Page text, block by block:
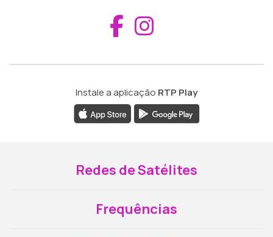
Aceder ao
Instale a aplicação RTP Play
Redes de Satélites
Frequências